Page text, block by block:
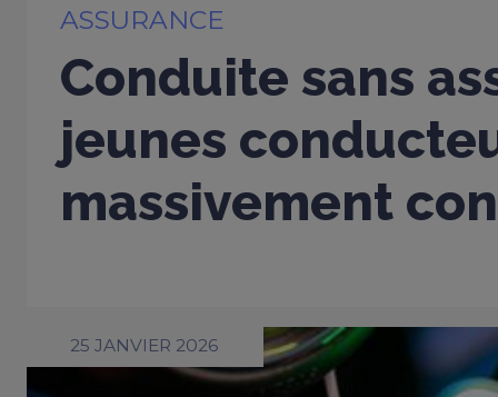
ASSURANCE
Conduite sans
jeunes
massivement
25 JANVIER 2026